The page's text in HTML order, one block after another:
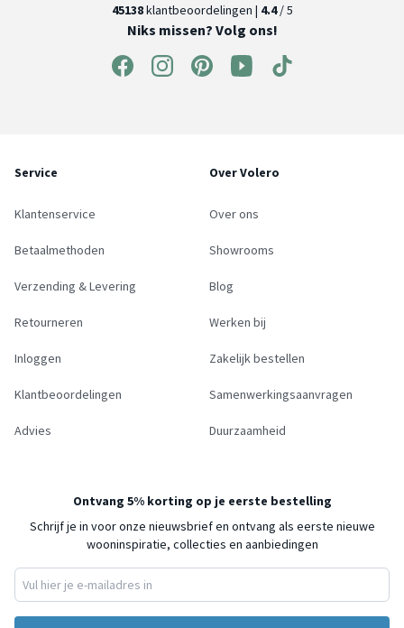
45138klantbeoordelingen | 4.4/ 5
Niks missen? Volg ons!
Service
Klantenservice
Betaalmethoden
Verzending & Levering
Retourneren
Inloggen
Klantbeoordelingen
Advies
Over Volero
Over ons
Showrooms
Blog
Werken bij
Zakelijk bestellen
Samenwerkingsaanvragen
Duurzaamheid
Ontvang 5% korting op je eerste bestelling
Schrijf je in voor onze nieuwsbrief en ontvang als eerste nieuwe
wooninspiratie, collecties en aanbiedingen